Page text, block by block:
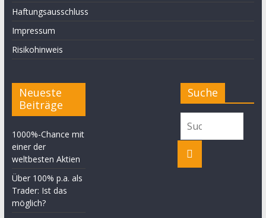
Haftungsausschluss
Impressum
Risikohinweis
Neueste
Beiträge
1000%-Chance mit
einer der
weltbesten Aktien
Über 100% p.a. als
Trader: Ist das
möglich?
Suche